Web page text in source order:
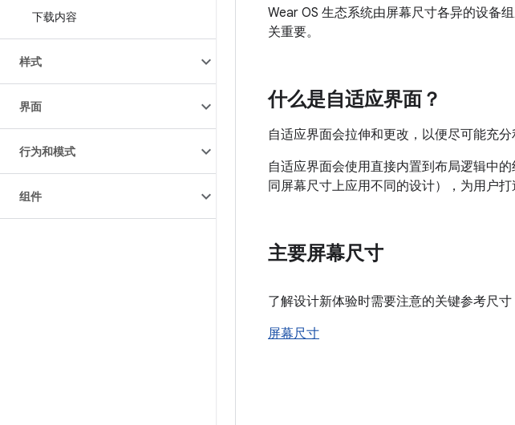
下载内容
样式
界面
行为和模式
组件
Wear OS 生态系统由屏幕尺寸各异的设备
关重要。
什么是自适应界面？
自适应界面会拉伸和更改，以便尽可能充
自适应界面会使用直接内置到布局逻辑中
同屏幕尺寸上应用不同的设计），为用户打
主要屏幕尺寸
了解设计新体验时需要注意的关键参考尺寸
屏幕尺寸